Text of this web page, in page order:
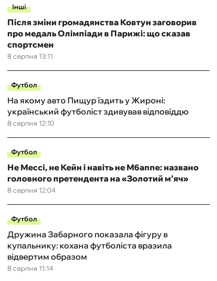
Інші
8 серпня 13:11
Після зміни громадянства Ковтун заговорив
про медаль Олімпіади в Парижі: що сказав
спортсмен
Футбол
8 серпня 12:10
На якому авто Пищур їздить у Жироні:
український футболіст здивував відповіддю
Футбол
8 серпня 12:04
Не Мессі, не Кейн і навіть не Мбаппе: названо
головного претендента на «Золотий м’яч»
Футбол
8 серпня 11:14
Дружина Забарного показала фігуру в
купальнику: кохана футболіста вразила
відвертим образом